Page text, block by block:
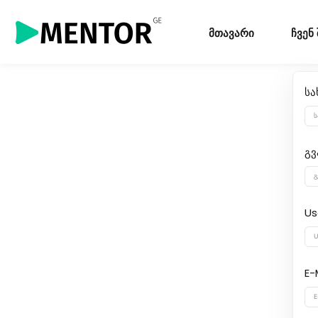
მთავარი ჩვენ
E-